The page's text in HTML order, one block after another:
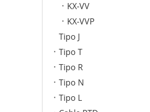
KX-VV
KX-VVP
Tipo J
Tipo T
Tipo R
Tipo N
Tipo L